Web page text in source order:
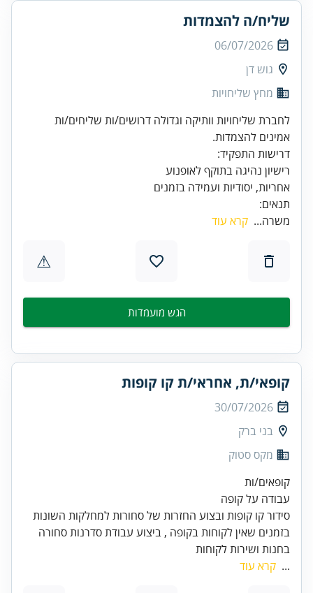
שליח/ה להצמדות
06/07/2026
גוש דן
מחץ שליחויות
לחברת שליחויות וותיקה וגדולה דרושים/ות שליחים/ות
אמינים להצמדות.
אחריות, יסודיות ועמידה בזמנים
תנאים:
משרה... קרא עוד
⚠
הגש מועמדות
קופאי/ת, אחראי/ת קו קופות
30/07/2026
בני ברק
מקס סטוק
בזמנים שאין לקוחות בקופה , ביצוע עבודת סדרנות סחורה
בחנות ושירות לקוחות
... קרא עוד